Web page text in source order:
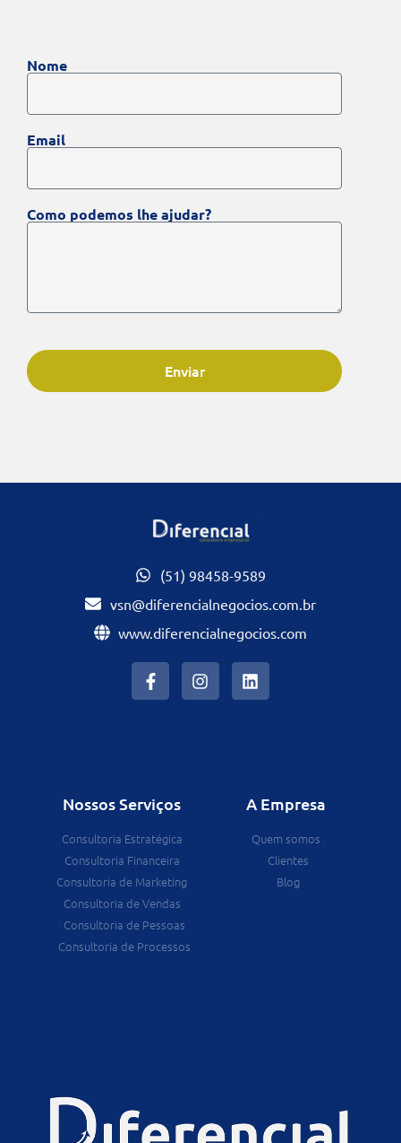
Nome
Email
Como podemos lhe ajudar?
Enviar
(51) 98458-9589
vsn@diferencialnegocios.com.br
www.diferencialnegocios.com
Nossos Serviços
Consultoria Estratégica
Consultoria Financeira
Consultoria de Marketing
Consultoria de Vendas
Consultoria de Pessoas
Consultoria de Processos
A Empresa
Quem somos
Clientes
Blog